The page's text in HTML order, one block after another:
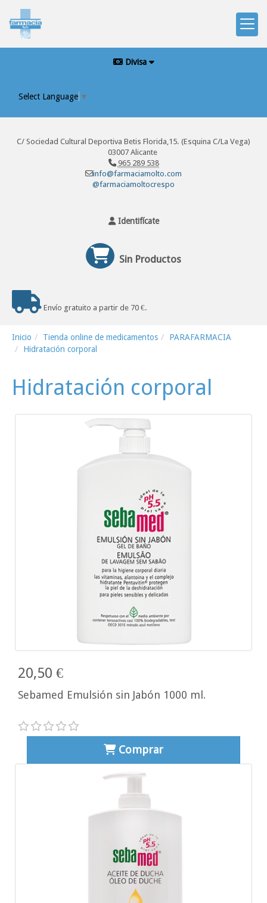
Divisa
Select Language ▼
C/ Sociedad Cultural Deportiva Betis Florida,15. (Esquina C/La Vega)
03007 Alicante
965 289 538
info@farmaciamolto.com
@farmaciamoltocrespo
Identifícate
Sin Productos
Envío gratuito a partir de 70 €.
Inicio Tienda online de medicamentos
PARAFARMACIA
Hidratación corporal
Hidratación corporal
20,50 €
Sebamed Emulsión sin Jabón 1000 ml.
Comprar